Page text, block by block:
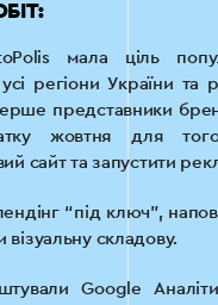
мала ціль
усі регіони України та
представники
жовтня для
сайт та запустити
“під ключ”,
складову.
Google